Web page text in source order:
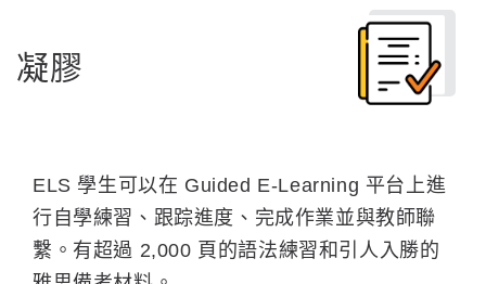
凝膠
ELS 學生可以在 Guided E-Learning 平台上進
行自學練習、跟踪進度、完成作業並與教師聯
繫。有超過 2,000 頁的語法練習和引人入勝的